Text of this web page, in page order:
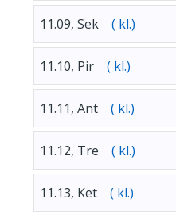
11.09, Sek ( kl.)
11.10, Pir ( kl.)
11.11, Ant ( kl.)
11.12, Tre ( kl.)
11.13, Ket ( kl.)